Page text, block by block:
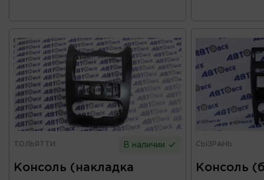
ТОЛЬЯТТИ В наличии
Консоль (накладка
СЫЗРАНЬ
Консоль